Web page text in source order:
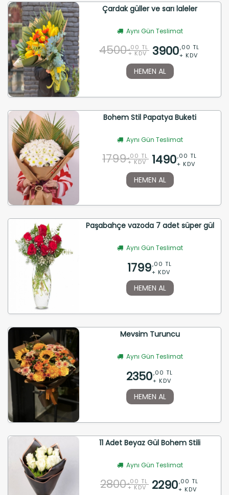
Çardak güller ve sarı laleler
Aynı Gün Teslimat
4500 ,00 TL
+ KDV 3900,00 TL
+ KDV
HEMEN AL
Bohem Stil Papatya Buketi
Aynı Gün Teslimat
1799 ,00 TL
+ KDV 1490,00 TL
+ KDV
HEMEN AL
Paşabahçe vazoda 7 adet süper gül
Aynı Gün Teslimat
1799,00 TL
+ KDV
HEMEN AL
Mevsim Turuncu
Aynı Gün Teslimat
2350,00 TL
+ KDV
HEMEN AL
11 Adet Beyaz Gül Bohem Stili
Aynı Gün Teslimat
2800 ,00 TL
+ KDV 2290,00 TL
+ KDV